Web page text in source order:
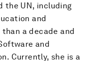
the UN, including
and
a decade and
and
Currently, she is a